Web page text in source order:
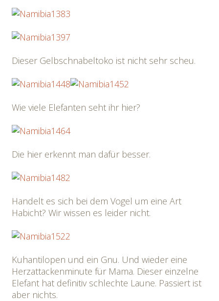
Dieser Gelbschnabeltoko ist nicht sehr scheu.
Wie viele Elefanten seht ihr hier?
Die hier erkennt man dafür besser.
Handelt es sich bei dem Vogel um eine Art
Habicht? Wir wissen es leider nicht.
Kuhantilopen und ein Gnu. Und wieder eine
Herzattackenminute für Mama. Dieser einzelne
Elefant hat definitiv schlechte Laune. Passiert ist
aber nichts.